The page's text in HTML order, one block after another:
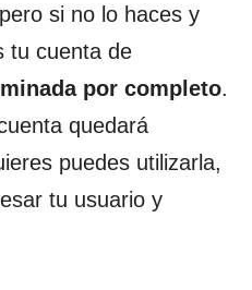
si no lo haces y
tu cuenta de
por completo.
quedará
puedes utilizarla,
tu usuario y